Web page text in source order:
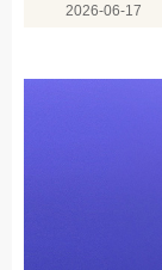
2026-06-17